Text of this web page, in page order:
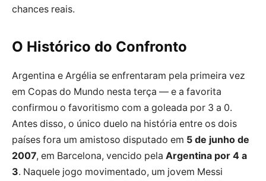
chances reais.
O Histórico do Confronto
Argentina e Argélia se enfrentaram pela primeira vez
em Copas do Mundo nesta terça — e a favorita
confirmou o favoritismo com a goleada por 3 a 0.
Antes disso, o único duelo na história entre os dois
países fora um amistoso disputado em 5 de junho de
2007, em Barcelona, vencido pela Argentina por 4 a
3. Naquele jogo movimentado, um jovem Messi